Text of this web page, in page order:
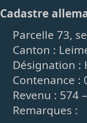
Cadastre
Parcelle 73,
Canton :
Désignation :
Contenance :
Revenu : 574
Remarques :